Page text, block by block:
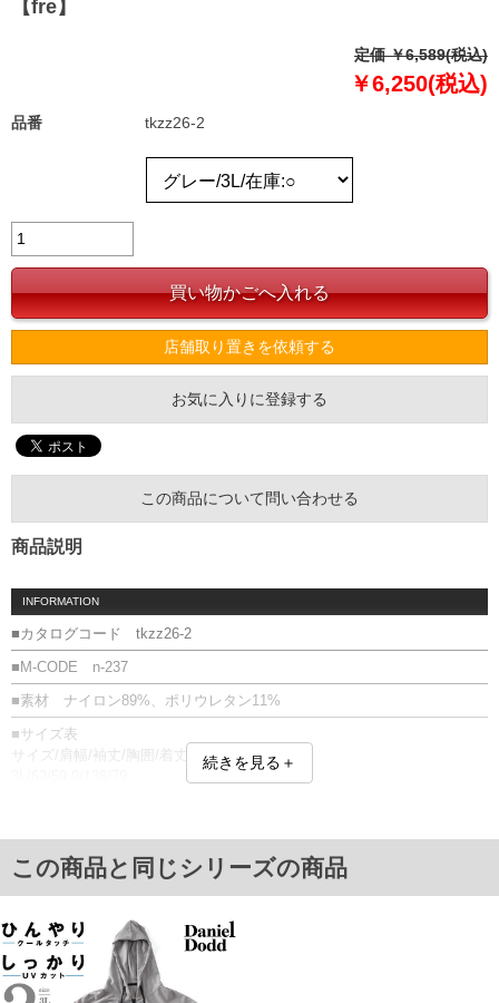
【fre】
定価 ￥6,589(税込)
￥6,250(税込)
品番 tkzz26-2
店舗取り置きを依頼する
お気に入りに登録する
この商品について問い合わせる
商品説明
INFORMATION
■カタログコード tkzz26-2
■M-CODE n-237
■素材 ナイロン89%、ポリウレタン11%
■サイズ表
サイズ/肩幅/袖丈/胸囲/着丈
6L/68/60.5/154/88
単位はcm
下着(肌着)やワイシャツは商品の性質上、返品交換不可とさせて頂いております。予め
ご了承くださいませ。
※【ボトムの裾上げをご希望の場合】
裾上げ料金は500円+税となります。
続きを見る＋
この商品と同じシリーズの商品